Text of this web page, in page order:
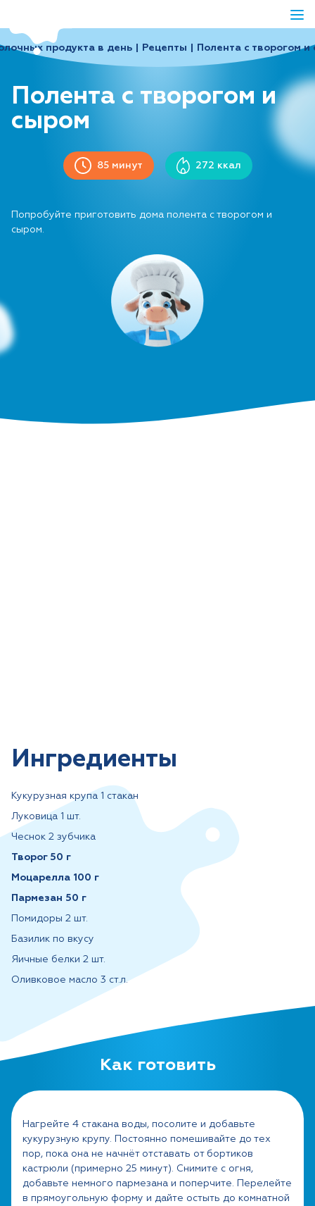
продукта в день | Рецепты | Полента с творогом и
Полента с творогом и
сыром
85 минут 272 ккал
Попробуйте приготовить дома полента с творогом и
сыром.
Ингредиенты
Кукурузная крупа 1 стакан
Луковица 1 шт.
Чеснок 2 зубчика
Творог 50 г
Моцарелла 100 г
Пармезан 50 г
Помидоры 2 шт.
Базилик по вкусу
Яичные белки 2 шт.
Оливковое масло 3 ст.л.
Соль и перец по вкусу
Как готовить
Нагрейте 4 стакана воды, посолите и добавьте
кукурузную крупу. Постоянно помешивайте до тех
пор, пока она не начнёт отставать от бортиков
кастрюли (примерно 25 минут). Снимите с огня,
добавьте немного пармезана и поперчите. Перелейте
в прямоугольную форму и дайте остыть до комнатной